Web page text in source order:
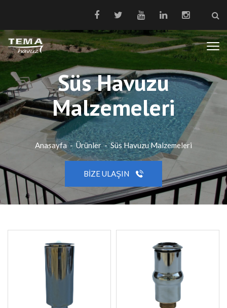
Süs Havuzu
Malzemeleri
Anasayfa - Ürünler - Süs Havuzu Malzemeleri
BIZE ULAŞIN